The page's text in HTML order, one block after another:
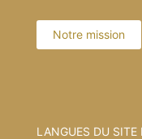
Notre mission
LANGUES DU SITE